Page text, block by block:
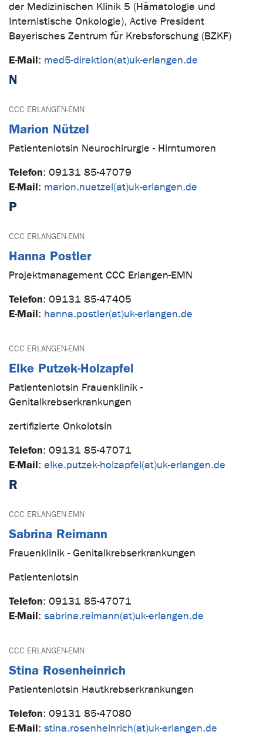
der Medizinischen Klinik 5 (Hämatologie und
Internistische Onkologie), Active President
Bayerisches Zentrum für Krebsforschung (BZKF)
E-Mail: med5-direktion(at)uk-erlangen.de
N
CCC ERLANGEN-EMN
Marion Nützel
Patientenlotsin Neurochirurgie - Hirntumoren
Telefon: 09131 85-47079
E-Mail: marion.nuetzel(at)uk-erlangen.de
P
CCC ERLANGEN-EMN
Hanna Postler
Projektmanagement CCC Erlangen-EMN
Telefon: 09131 85-47405
E-Mail: hanna.postler(at)uk-erlangen.de
CCC ERLANGEN-EMN
Elke Putzek-Holzapfel
Patientenlotsin Frauenklinik -
Genitalkrebserkrankungen
zertifizierte Onkolotsin
Telefon: 09131 85-47071
E-Mail: elke.putzek-holzapfel(at)uk-erlangen.de
R
CCC ERLANGEN-EMN
Sabrina Reimann
Frauenklinik - Genitalkrebserkrankungen
Patientenlotsin
Telefon: 09131 85-47071
E-Mail: sabrina.reimann(at)uk-erlangen.de
CCC ERLANGEN-EMN
Stina Rosenheinrich
Patientenlotsin Hautkrebserkrankungen
Telefon: 09131 85-47080
E-Mail: stina.rosenheinrich(at)uk-erlangen.de